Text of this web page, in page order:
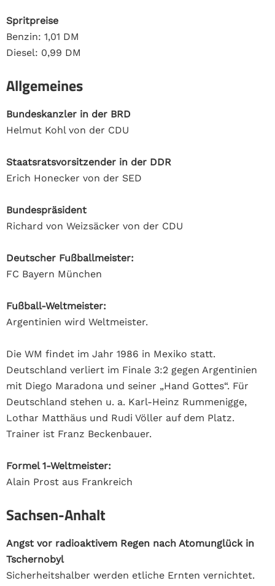
Spritpreise
Benzin: 1,01 DM
Diesel: 0,99 DM
Allgemeines
Bundeskanzler in der BRD
Helmut Kohl von der CDU
Staatsratsvorsitzender in der DDR
Erich Honecker von der SED
Bundespräsident
Richard von Weizsäcker von der CDU
Deutscher Fußballmeister:
FC Bayern München
Fußball-Weltmeister:
Argentinien wird Weltmeister.
Die WM findet im Jahr 1986 in Mexiko statt.
Deutschland verliert im Finale 3:2 gegen Argentinien
mit Diego Maradona und seiner „Hand Gottes“. Für
Deutschland stehen u. a. Karl-Heinz Rummenigge,
Lothar Matthäus und Rudi Völler auf dem Platz.
Trainer ist Franz Beckenbauer.
Formel 1-Weltmeister:
Alain Prost aus Frankreich
Sachsen-Anhalt
Angst vor radioaktivem Regen nach Atomunglück in
Tschernobyl
Sicherheitshalber werden etliche Ernten vernichtet.